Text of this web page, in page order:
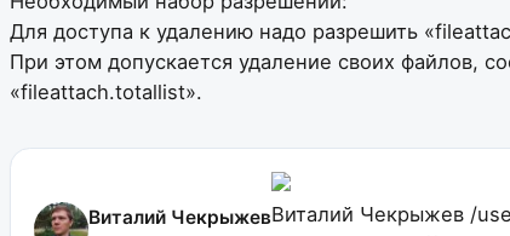
Для доступа к удалению надо разрешить
При этом допускается удаление своих файлов,
«fileattach.totallist».
Виталий ЧекрыжевВиталий Чекрыжев /